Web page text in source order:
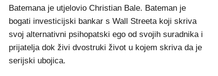
Batemana je utjelovio Christian Bale. Bateman je
bogati investicijski bankar s Wall Streeta koji skriva
svoj alternativni psihopatski ego od svojih suradnika i
prijatelja dok živi dvostruki život u kojem skriva da je
serijski ubojica.